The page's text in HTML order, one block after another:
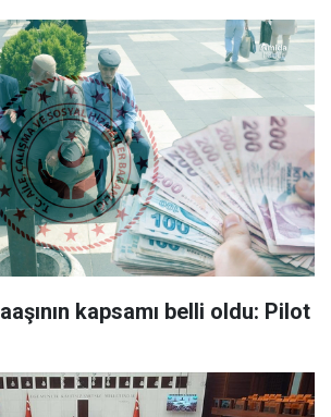
kapsamı belli oldu: Pilot